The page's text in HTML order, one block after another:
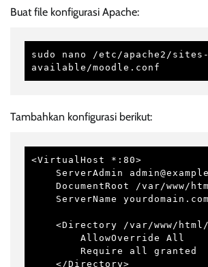
Buat file konfigurasi Apache:
sudo nano /etc/apache2/sites-
available/moodle.conf
Tambahkan konfigurasi berikut:
<VirtualHost *:80>